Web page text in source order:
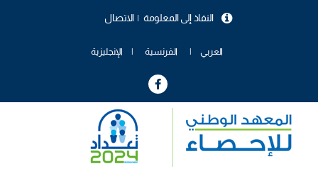
الاتصال النفاذ إلى المعلومة
العربي الفرنسية الإنجليزية